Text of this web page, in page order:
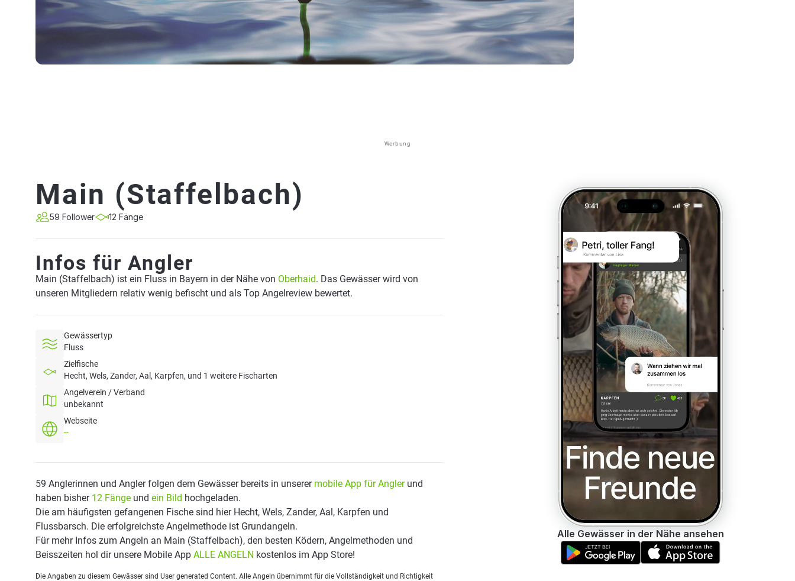
Werbung
Main (Staffelbach)
59 Follower 12 Fänge
Infos für Angler
Main (Staffelbach) ist ein Fluss in Bayern in der Nähe von Oberhaid. Das Gewässer wird von
unseren Mitgliedern relativ wenig befischt und als Top Angelreview bewertet.
Gewässertyp
Fluss
Zielfische
Hecht, Wels, Zander, Aal, Karpfen, und 1 weitere Fischarten
Angelverein / Verband
unbekannt
Webseite
--
59 Anglerinnen und Angler folgen dem Gewässer bereits in unserer mobile App für Anglerund
haben bisher 12 Fänge und ein Bild hochgeladen.
Die am häufigsten gefangenen Fische sind hier Hecht, Wels, Zander, Aal, Karpfen und
Flussbarsch. Die erfolgreichste Angelmethode ist Grundangeln.
Für mehr Infos zum Angeln an Main (Staffelbach), den besten Ködern, Angelmethoden und
Beisszeiten hol dir unsere Mobile App ALLE ANGELN kostenlos im App Store!
Die Angaben zu diesem Gewässer sind User generated Content. Alle Angeln übernimmt für die Vollständigkeit und Richtigkeit
Alle Gewässer in der Nähe ansehen